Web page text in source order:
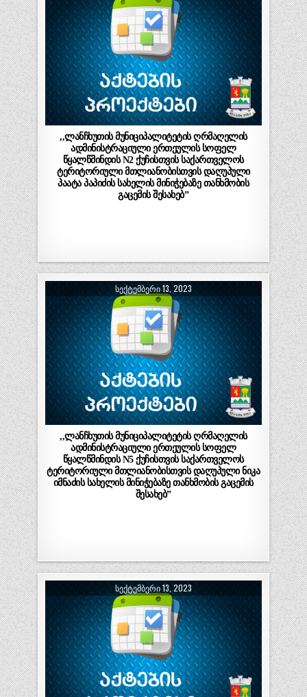
,,ლანჩხუთის მუნიციპალიტეტის ღრმაღელის
ადმინისტრაციული ერთეულის სოფელ
წყალწმინდის N2 ქუჩისთვის საქართველოს
ტერიტორიული მთლიანობისთვის დაღუპული
პაატა პაპიძის სახელის მინიჭებაზე თანხმობის
გაცემის შესახებ”
ᲡᲔᲥᲢᲔᲛᲑᲔᲠᲘ 13, 2023
,,ლანჩხუთის მუნიციპალიტეტის ღრმაღელის
ადმინისტრაციული ერთეულის სოფელ
წყალწმინდის N5 ქუჩისთვის საქართველოს
ტერიტორიული მთლიანობისთვის დაღუპული ნიკა
იმნაძის სახელის მინიჭებაზე თანხმობის გაცემის
შესახებ”
ᲡᲔᲥᲢᲔᲛᲑᲔᲠᲘ 13, 2023